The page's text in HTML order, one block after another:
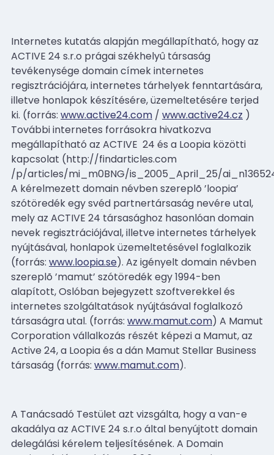
Internetes kutatás alapján megállapítható, hogy az
ACTIVE 24 s.r.o prágai székhelyû társaság
tevékenysége domain címek internetes
regisztrációjára, internetes tárhelyek fenntartására,
illetve honlapok készítésére, üzemeltetésére terjed
ki. (forrás: www.active24.com / www.active24.cz )
További internetes forrásokra hivatkozva
megállapítható az ACTIVE 24 és a Loopia közötti
kapcsolat (http://findarticles.com
/p/articles/mi_m0BNG/is_2005_April_25/
A kérelmezett domain névben szereplõ ’loopia’
szótöredék egy svéd partnertársaság nevére utal,
mely az ACTIVE 24 társasághoz hasonlóan domain
nevek regisztrációjával, illetve internetes tárhelyek
nyújtásával, honlapok üzemeltetésével foglalkozik
(forrás: www.loopia.se). Az igényelt domain névben
szereplõ ’mamut’ szótöredék egy 1994-ben
alapított, Oslóban bejegyzett szoftverekkel és
internetes szolgáltatások nyújtásával foglalkozó
társaságra utal. (forrás: www.mamut.com) A Mamut
Corporation vállalkozás részét képezi a Mamut, az
Active 24, a Loopia és a dán Mamut Stellar Business
társaság (forrás: www.mamut.com).
A Tanácsadó Testület azt vizsgálta, hogy a van-e
akadálya az ACTIVE 24 s.r.o által benyújtott domain
delegálási kérelem teljesítésének. A Domain